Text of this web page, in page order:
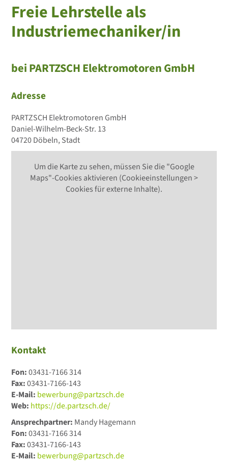
Freie Lehrstelle als
Industriemechaniker/in
bei PARTZSCH Elektromotoren GmbH
Adresse
PARTZSCH Elektromotoren GmbH
Daniel-Wilhelm-Beck-Str. 13
04720 Döbeln, Stadt
Um die Karte zu sehen, müssen Sie die "Google
Maps"-Cookies aktivieren (Cookieeinstellungen >
Cookies für externe Inhalte).
Kontakt
Fon:03431-7166 314
Fax:03431-7166-143
E-Mail: bewerbung@partzsch.de
Web: https://de.partzsch.de/
Ansprechpartner: Mandy Hagemann
Fon:03431-7166 314
Fax:03431-7166-143
E-Mail: bewerbung@partzsch.de